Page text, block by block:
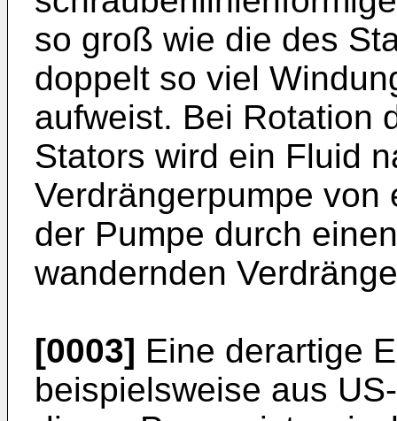
so groß wie die des
doppelt so viel
aufweist. Bei Rotation
Stators wird ein Fluid
Verdrängerpumpe von
der Pumpe durch
wandernden
[0003] Eine derartige
beispielsweise aus